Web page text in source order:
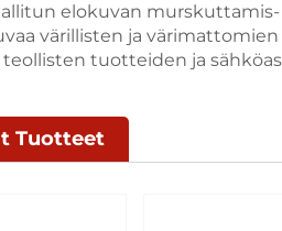
elokuvan murskuttamis-
värillisten ja
tuotteiden ja
Tuotteet